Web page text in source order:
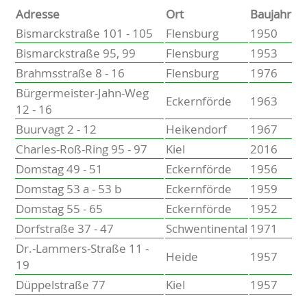
Schwentinental
Preetz
Heide
Bordesholm
Elmshorn
Adresse Ort
Baujahr
Bismarckstraße 101 - 105
Flensburg
1950
Bismarckstraße 95, 99
Flensburg
1953
Brahmsstraße 8 - 16
Flensburg
1976
Bürgermeister-Jahn-Weg
12 - 16
Eckernförde
1963
Buurvagt 2 - 12
Heikendorf
1967
Charles-Roß-Ring 95 - 97
Kiel
2016
Domstag 49 - 51
Eckernförde
1956
Domstag 53 a - 53 b
Eckernförde
1959
Domstag 55 - 65
Eckernförde
1952
Dorfstraße 37 - 47
Schwentinental 1971
Dr.-Lammers-Straße 11 -
19
Heide
1957
Düppelstraße 77
Kiel
1957